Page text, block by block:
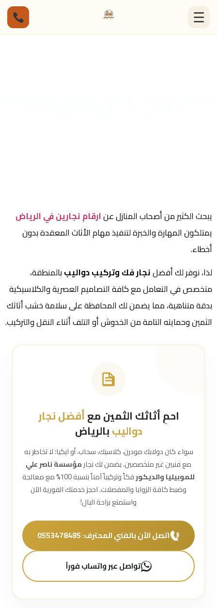
☰
يبحث الكثير من أصحاب المنازل عنارقام نجارين في الرياض
يمتلكون المهارة والخبرة لتنفيذ مهام الأثاث المعقدة بدون
أخطاء.
لذا، نوفر لك أفضلنجار فك وتركيب دواليببالمنطقة،
متخصص في التعامل مع كافة التصاميم العصرية والكلاسيكية
بدقة متناهية، مما يضمن لك المحافظة على سلامة خشب أثاثك
الثمين وحمايته التامة من الخدوش أو التلف أثناء النقل والتركيب.
احمِ أثاثك الثمين معأفضل نجار
دواليببالرياض
سواء كان دولابك مودرن، كلاسيك، سحاب، أو ايكيا؛ لا تخاطر به
مع فنيين غير متخصصين. يضمن لك نجارمؤسسة ناصر علي
للموبيليا والديكور
فكاً وتركيباً آمناً بنسبة 100% مع معالجة
وضبط كافة الزوايا والمفصلات. احجز خدمتك الفورية الآن
واستمتع براحة البال!
اتصل الآن بالفني المحترف: 0553478485
تواصل عبر واتساب فوراً